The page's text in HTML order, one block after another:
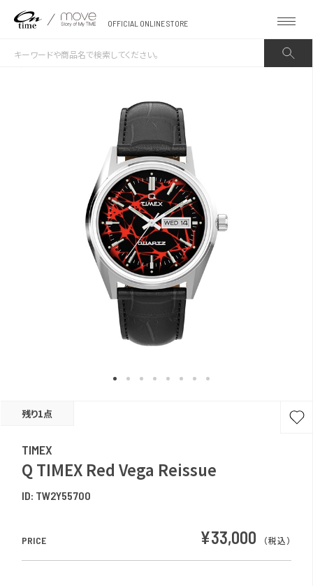
OFFICIAL ONLINE STORE
残り1点
TIMEX
Q TIMEX Red Vega Reissue
ID: TW2Y55700
PRICE ¥33,000 （税込）